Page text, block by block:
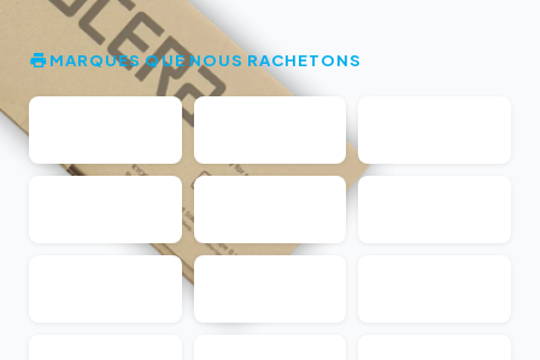
MARQUES QUE NOUS RACHETONS